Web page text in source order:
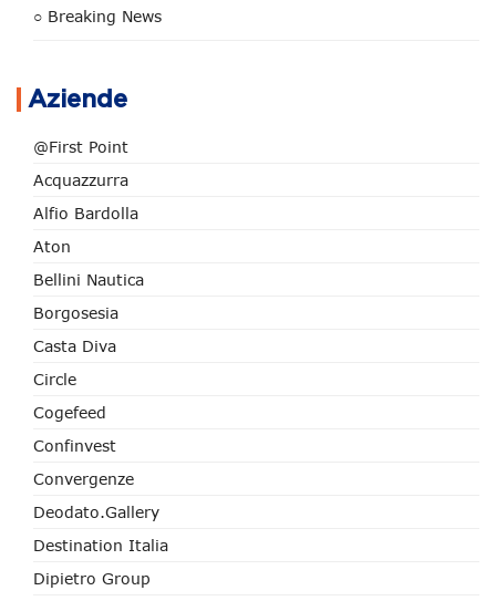
○ Breaking News
Aziende
@First Point
Acquazzurra
Alfio Bardolla
Aton
Bellini Nautica
Borgosesia
Casta Diva
Circle
Cogefeed
Confinvest
Convergenze
Deodato.Gallery
Destination Italia
Dipietro Group